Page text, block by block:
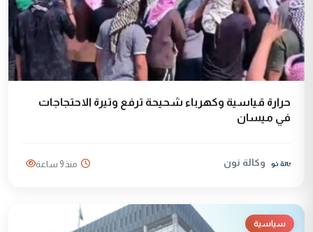
حرارة قياسية وكهرباء شحيحة ترفع وتيرة الاحتجاجات
في ميسان
وكالة نون منذ 9 ساعة
سياسية